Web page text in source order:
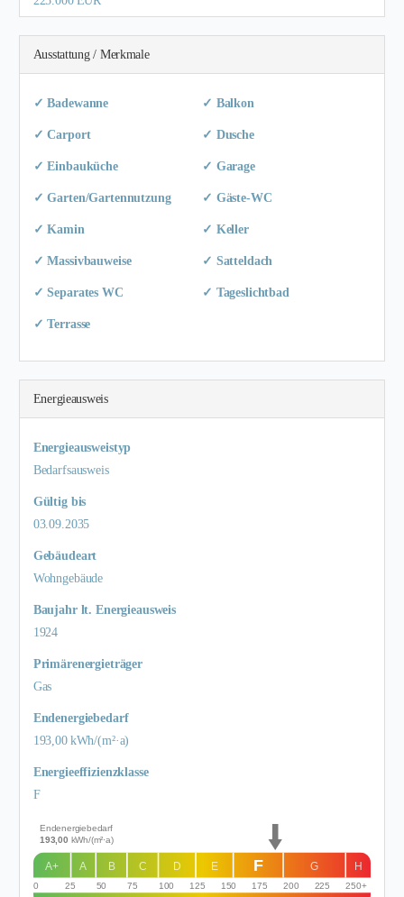
Ausstattung / Merkmale
✓ Badewanne ✓ Balkon
✓ Carport ✓ Dusche
✓ Einbauküche ✓ Garage
✓ Garten/Gartennutzung ✓ Gäste-WC
✓ Kamin ✓ Keller
✓ Massivbauweise ✓ Satteldach
✓ Separates WC ✓ Tageslichtbad
✓ Terrasse
Energieausweis
Energieausweistyp
Bedarfs­ausweis
Gültig bis
03.09.2035
Gebäudeart
Wohngebäude
Baujahr lt. Energieausweis
1924
Primärenergieträger
Gas
Endenergie­bedarf
193,00 kWh/(m²·a)
Energie­effizienz­klasse
F
0 25 50 75 100 125 150 175 200 225 250+
H
G
E
D
C
B
A
A+ F
Endenergiebedarf
193,00 kWh/(m²·a)